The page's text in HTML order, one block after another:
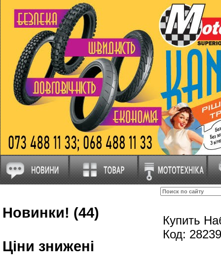
Новинки! (44)
Ціни знижені
Купить
Код: